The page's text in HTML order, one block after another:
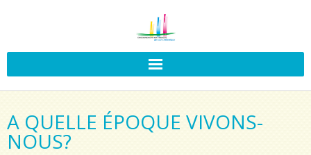
A QUELLE ÉPOQUE VIVONS-
NOUS?